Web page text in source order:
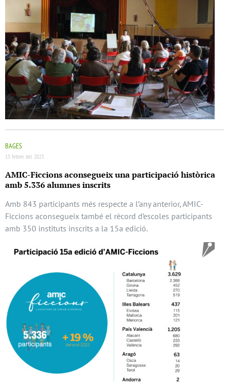
BAGES
15 febrer del 2023
AMIC-Ficcions aconsegueix una participació històrica
amb 5.336 alumnes inscrits
Amb 843 participants més respecte a l’any anterior, AMIC-
Ficcions aconsegueix també el rècord d’escoles participants
amb 350 instituts inscrits a la 15a edició.